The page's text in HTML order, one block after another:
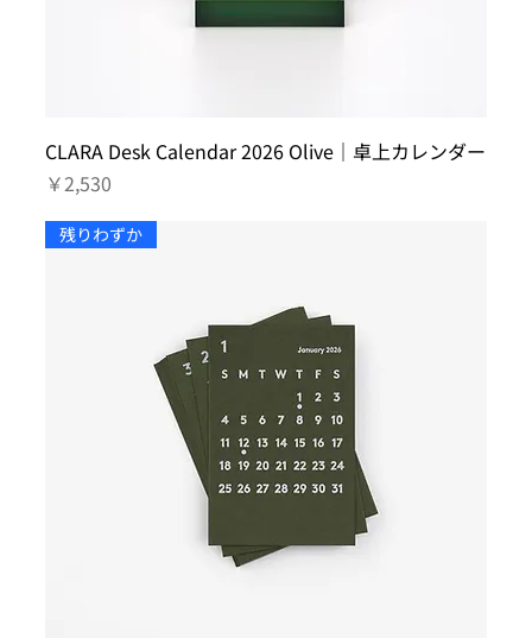
CLARA Desk Calendar 2026 Olive｜卓上カレンダー
価格
￥2,530
残りわずか